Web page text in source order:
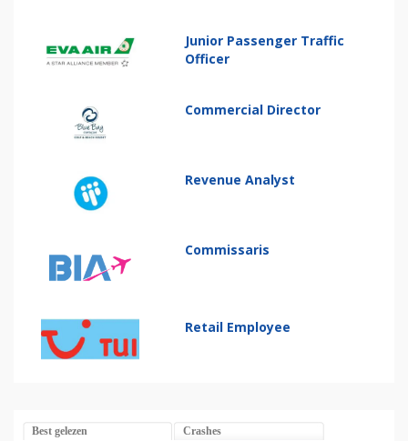
Junior Passenger Traffic
Officer
Commercial Director
Revenue Analyst
Commissaris
Retail Employee
Best gelezen Crashes